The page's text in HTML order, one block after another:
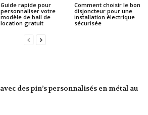
Guide rapide pour
personnaliser votre
modèle de bail de
location gratuit
Comment choisir le bon
disjoncteur pour une
installation électrique
sécurisée
des pin’s personnalisés en métal au